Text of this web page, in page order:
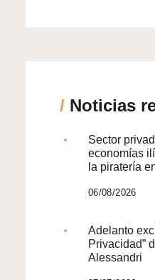
/ Noticias
Sector
economías
la piratería
06/08/2026
Adelanto
Privacidad”
Alessandri